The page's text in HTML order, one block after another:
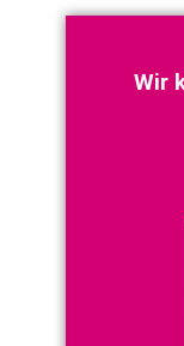
Wir